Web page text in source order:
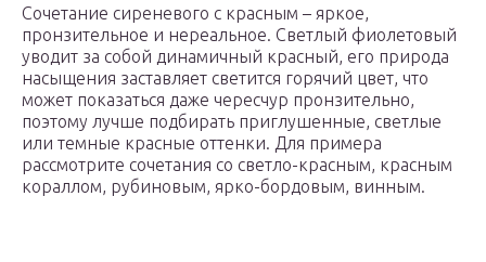
Сочетание сиреневого с красным – яркое,
пронзительное и нереальное. Светлый фиолетовый
уводит за собой динамичный красный, его природа
насыщения заставляет светится горячий цвет, что
может показаться даже чересчур пронзительно,
поэтому лучше подбирать приглушенные, светлые
или темные красные оттенки. Для примера
рассмотрите сочетания со светло-красным, красным
кораллом, рубиновым, ярко-бордовым, винным.